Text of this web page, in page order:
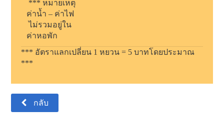
***หมายเหตุ
ค่าน้ำ – ค่าไฟ
ไม่รวมอยู่ใน
ค่าหอพัก
*** อัตราแลกเปลี่ยน 1หยวน = 5บาทโดยประมาณ
***
กลับ